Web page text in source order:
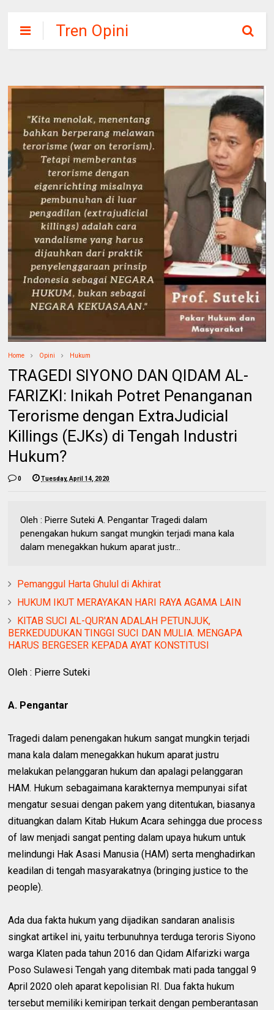
Tren Opini
Home Opini Hukum
TRAGEDI SIYONO DAN QIDAM AL-
FARIZKI: Inikah Potret Penanganan
Terorisme dengan ExtraJudicial
Killings (EJKs) di Tengah Industri
Hukum?
0 Tuesday, April 14, 2020
Oleh : Pierre Suteki A. Pengantar Tragedi dalam
penengakan hukum sangat mungkin terjadi mana kala
dalam menegakkan hukum aparat justr...
Pemanggul Harta Ghulul di Akhirat
HUKUM IKUT MERAYAKAN HARI RAYA AGAMA LAIN
KITAB SUCI AL-QUR'AN ADALAH PETUNJUK,
BERKEDUDUKAN TINGGI SUCI DAN MULIA. MENGAPA
HARUS BERGESER KEPADA AYAT KONSTITUSI
Oleh : Pierre Suteki
A. Pengantar
Tragedi dalam penengakan hukum sangat mungkin terjadi
mana kala dalam menegakkan hukum aparat justru
melakukan pelanggaran hukum dan apalagi pelanggaran
HAM. Hukum sebagaimana karakternya mempunyai sifat
mengatur sesuai dengan pakem yang ditentukan, biasanya
dituangkan dalam Kitab Hukum Acara sehingga due process
of law menjadi sangat penting dalam upaya hukum untuk
melindungi Hak Asasi Manusia (HAM) serta menghadirkan
keadilan di tengah masyarakatnya (bringing justice to the
people).
Ada dua fakta hukum yang dijadikan sandaran analisis
singkat artikel ini, yaitu terbunuhnya terduga teroris Siyono
warga Klaten pada tahun 2016 dan Qidam Alfarizki warga
Poso Sulawesi Tengah yang ditembak mati pada tanggal 9
April 2020 oleh aparat kepolisian RI. Dua fakta hukum
tersebut memiliki kemiripan terkait dengan pemberantasan